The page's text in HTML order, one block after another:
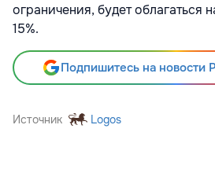
ограничения, будет облагаться
15%.
Подпишитесь на новости
Источник Logos